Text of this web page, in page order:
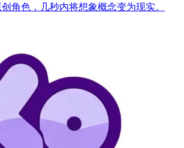
角色，几秒内将想象概念变为现实。